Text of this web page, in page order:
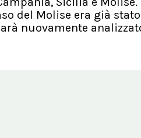
del Molise era già stato
nuovamente